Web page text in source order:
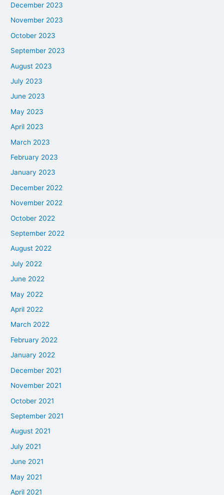
December 2023
November 2023
October 2023
September 2023
August 2023
July 2023
June 2023
May 2023
April 2023
March 2023
February 2023
January 2023
December 2022
November 2022
October 2022
September 2022
August 2022
July 2022
June 2022
May 2022
April 2022
March 2022
February 2022
January 2022
December 2021
November 2021
October 2021
September 2021
August 2021
July 2021
June 2021
May 2021
April 2021